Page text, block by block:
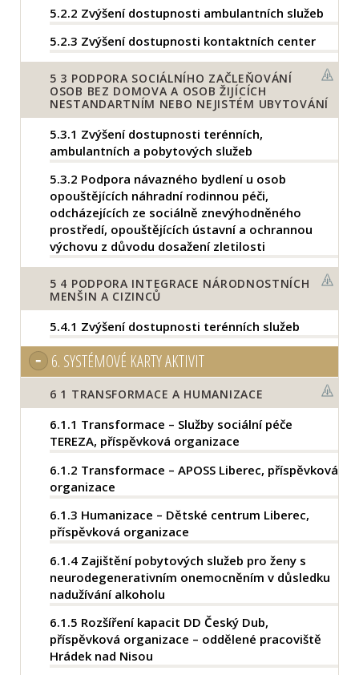
5.2.2 Zvýšení dostupnosti ambulantních služeb
5.2.3 Zvýšení dostupnosti kontaktních center
5 3 PODPORA SOCIÁLNÍHO ZAČLEŇOVÁNÍ
OSOB BEZ DOMOVA A OSOB ŽIJÍCÍCH
NESTANDARTNÍM NEBO NEJISTÉM UBYTOVÁNÍ
5.3.1 Zvýšení dostupnosti terénních,
ambulantních a pobytových služeb
5.3.2 Podpora návazného bydlení u osob
opouštějících náhradní rodinnou péči,
odcházejících ze sociálně znevýhodněného
prostředí, opouštějících ústavní a ochrannou
výchovu z důvodu dosažení zletilosti
5 4 PODPORA INTEGRACE NÁRODNOSTNÍCH
MENŠIN A CIZINCŮ
5.4.1 Zvýšení dostupnosti terénních služeb
6. SYSTÉMOVÉ KARTY AKTIVIT
6 1 TRANSFORMACE A HUMANIZACE
6.1.1 Transformace – Služby sociální péče
TEREZA, příspěvková organizace
6.1.2 Transformace – APOSS Liberec, příspěvková
organizace
6.1.3 Humanizace – Dětské centrum Liberec,
příspěvková organizace
6.1.4 Zajištění pobytových služeb pro ženy s
neurodegenerativním onemocněním v důsledku
nadužívání alkoholu
6.1.5 Rozšíření kapacit DD Český Dub,
příspěvková organizace – oddělené pracoviště
Hrádek nad Nisou